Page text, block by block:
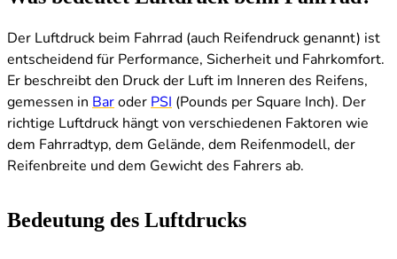
Der Luftdruck beim Fahrrad (auch Reifendruck genannt) ist
entscheidend für Performance, Sicherheit und Fahrkomfort.
Er beschreibt den Druck der Luft im Inneren des Reifens,
gemessen in Bar oder PSI (Pounds per Square Inch). Der
richtige Luftdruck hängt von verschiedenen Faktoren wie
dem Fahrradtyp, dem Gelände, dem Reifenmodell, der
Reifenbreite und dem Gewicht des Fahrers ab.
Bedeutung des Luftdrucks